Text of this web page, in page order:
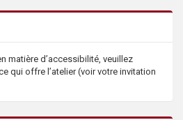
matière d’accessibilité, veuillez
qui offre l’atelier (voir votre invitation